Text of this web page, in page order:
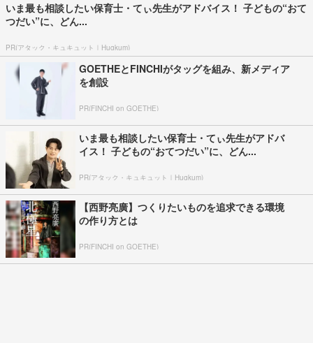
いま最も相談したい保育士・てぃ先生がアドバイス！ 子どもの“おて
つだい”に、どん...
PR(アタック・キュキュット｜Hugkum)
GOETHEとFINCHIがタッグを組み、新メディア
を創設
PR(FINCHI on GOETHE)
いま最も相談したい保育士・てぃ先生がアドバ
イス！ 子どもの“おてつだい”に、どん...
PR(アタック・キュキュット｜Hugkum)
【西野亮廣】つくりたいものを追求できる環境
の作り方とは
PR(FINCHI on GOETHE)